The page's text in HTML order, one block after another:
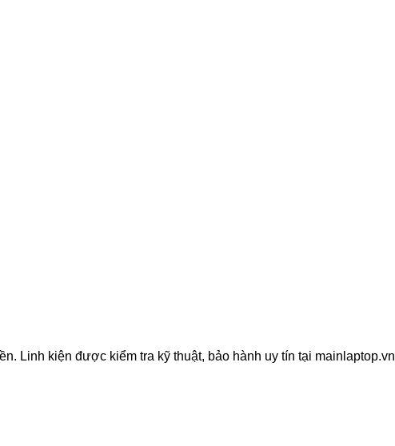
Linh kiện được kiểm tra kỹ thuật, bảo hành uy tín tại mainlaptop.vn